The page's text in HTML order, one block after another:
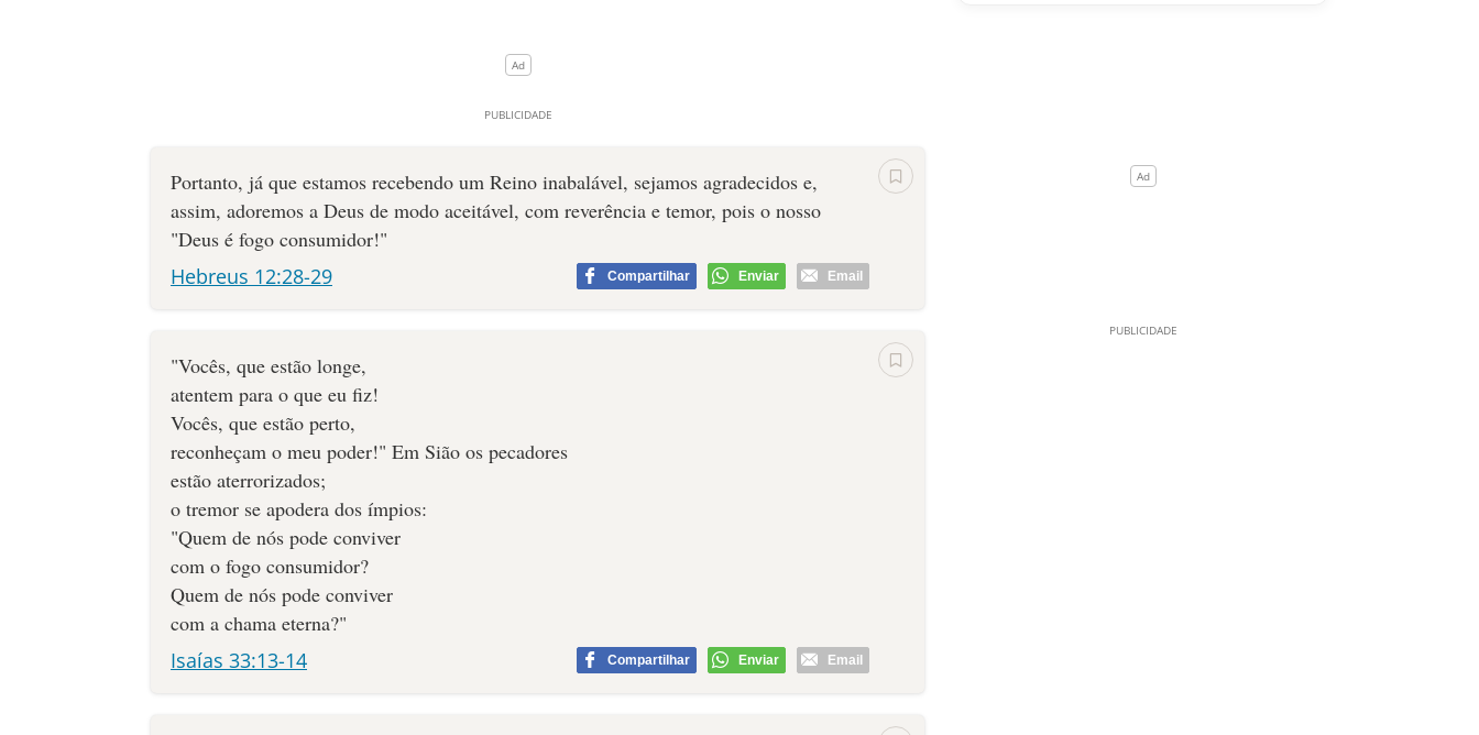
Portanto, já que estamos recebendo um Reino inabalável, sejamos agradecidos e,
assim, adoremos a Deus de modo aceitável, com reverência e temor, pois o nosso
"Deus é fogo consumidor!"
Hebreus 12:28-29
Compartilhar Enviar Email
"Vocês, que estão longe,
atentem para o que eu fiz!
Vocês, que estão perto,
reconheçam o meu poder!" Em Sião os pecadores
estão aterrorizados;
o tremor se apodera dos ímpios:
"Quem de nós pode conviver
com o fogo consumidor?
Quem de nós pode conviver
com a chama eterna?"
Isaías 33:13-14
Compartilhar Enviar Email